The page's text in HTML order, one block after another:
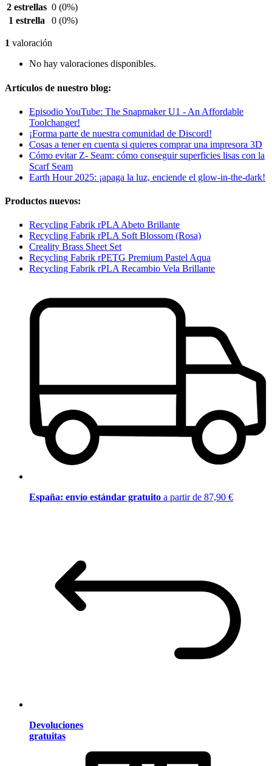
2 estrellas 0 (0%)
1 estrella
0 (0%)
1 valoración
No hay valoraciones disponibles.
Artículos de nuestro blog:
Episodio YouTube: The Snapmaker U1 - An Affordable
Toolchanger!
¡Forma parte de nuestra comunidad de Discord!
Cosas a tener en cuenta si quieres comprar una impresora 3D
Cómo evitar Z- Seam: cómo conseguir superficies lisas con la
Scarf Seam
Earth Hour 2025: ¡apaga la luz, enciende el glow-in-the-dark!
Productos nuevos:
Recycling Fabrik rPLA Abeto Brillante
Recycling Fabrik rPLA Soft Blossom (Rosa)
Creality Brass Sheet Set
Recycling Fabrik rPETG Premium Pastel Aqua
Recycling Fabrik rPLA Recambio Vela Brillante
España: envío estándar gratuito a partir de 87,90 €
Devoluciones
gratuitas